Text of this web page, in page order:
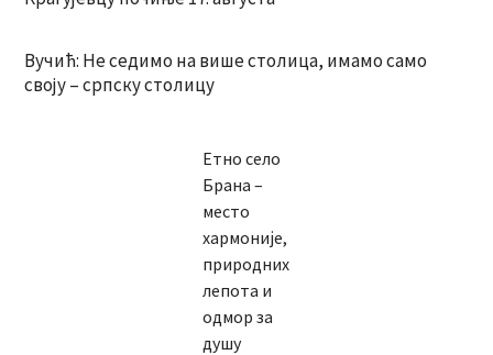
Вучић: Не седимо на више столица, имамо само
своју – српску столицу
Етно село
Брана –
место
хармоније,
природних
лепота и
одмор за
душу